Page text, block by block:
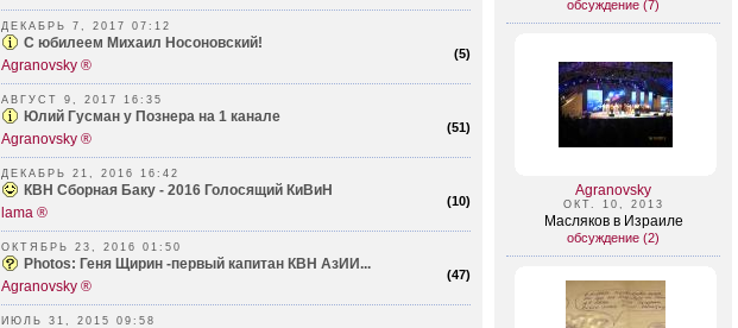
обсуждение (7)
Agranovsky
ОКТ. 10, 2013
Масляков в Израиле
обсуждение (2)
ДЕКАБРЬ 7, 2017 07:12
(5)
С юбилеем Михаил Носоновский!
Agranovsky ®
АВГУСТ 9, 2017 16:35
(51)
Юлий Гусман у Познера на 1 канале
Agranovsky ®
ДЕКАБРЬ 21, 2016 16:42
(10)
КВН Сборная Баку - 2016 Голосящий КиВиН
lama ®
ОКТЯБРЬ 23, 2016 01:50
(47)
Photos: Геня Щирин -первый капитан КВН АзИИ...
Agranovsky ®
ИЮЛЬ 31, 2015 09:58